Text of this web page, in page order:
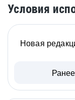
Условия
Новая